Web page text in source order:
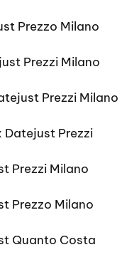
Prezzo Milano
Prezzi Milano
Prezzi Milano
Datejust Prezzi
Prezzi Milano
Prezzo Milano
Quanto Costa